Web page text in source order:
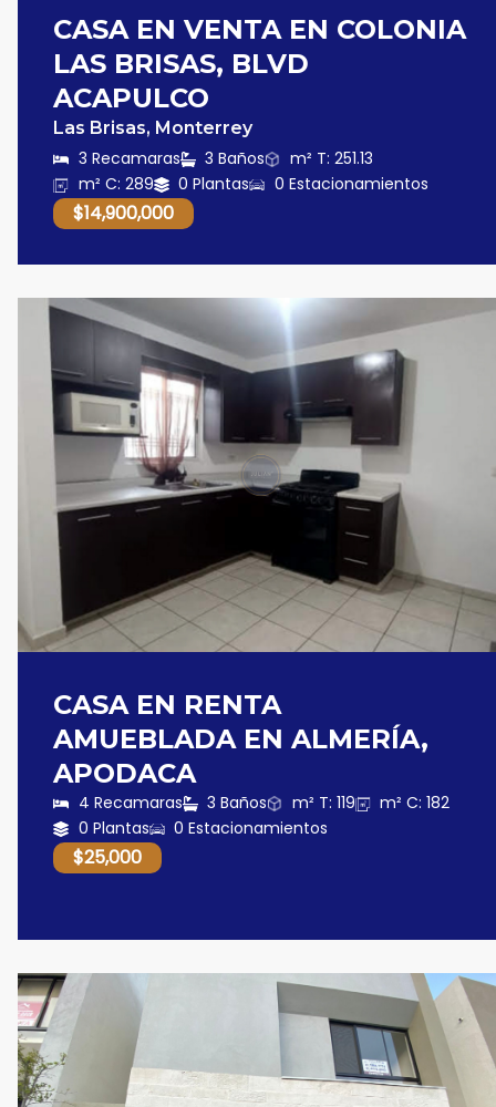
CASA EN VENTA EN COLONIA
LAS BRISAS, BLVD
ACAPULCO
Las Brisas, Monterrey
3 Recamaras 3 Baños
m² T: 251.13
m² C: 289
0 Plantas 0 Estacionamientos
$14,900,000
CASA EN RENTA
AMUEBLADA EN ALMERÍA,
APODACA
4 Recamaras 3 Baños m² T: 119
m² C: 182
0 Plantas
0 Estacionamientos
$25,000